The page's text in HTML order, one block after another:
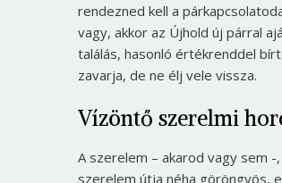
rendezned kell a
vagy, akkor az Újhold új párral
találás, hasonló értékrenddel
zavarja, de ne élj vele vissza.
Vízöntő szerelmi
A szerelem – akarod vagy sem
szerelem útja néha göröngyös,